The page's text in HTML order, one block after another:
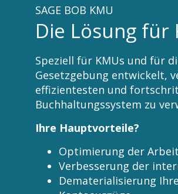
SAGE BOB KMU
Die Lösung für
Speziell für KMUs und für
Gesetzgebung entwickelt,
effizientesten und
Buchhaltungssystem zu
Ihre Hauptvorteile?
Optimierung der
Verbesserung der
Dematerialisierung